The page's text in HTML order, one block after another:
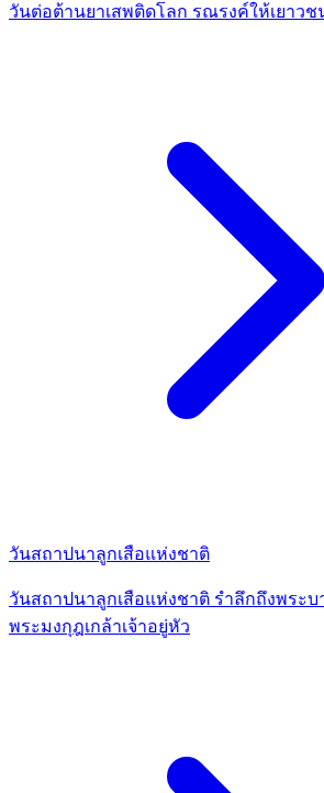
วันต่อต้านยาเสพติดโลก รณรงค์ให้เยาวช
วันสถาปนาลูกเสือแห่งชาติ
วันสถาปนาลูกเสือแห่งชาติ รำลึกถึงพระบ
พระมงกุฎเกล้าเจ้าอยู่หัว